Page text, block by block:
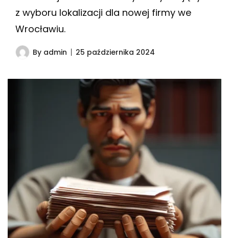
z wyboru lokalizacji dla nowej firmy we
Wrocławiu.
By admin 25 października 2024